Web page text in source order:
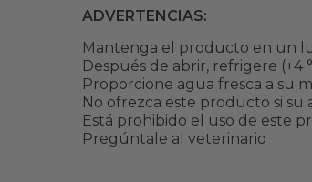
ADVERTENCIAS:
Mantenga el producto en un
Después de abrir, refrigere (+4
Proporcione agua fresca a su
No ofrezca este producto si su
Está prohibido el uso de este
Pregúntale al veterinario